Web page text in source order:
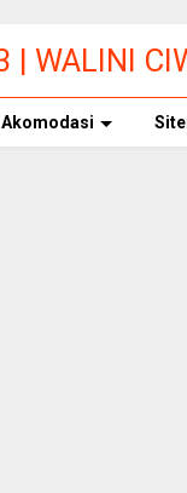
WALINI
Akomodasi